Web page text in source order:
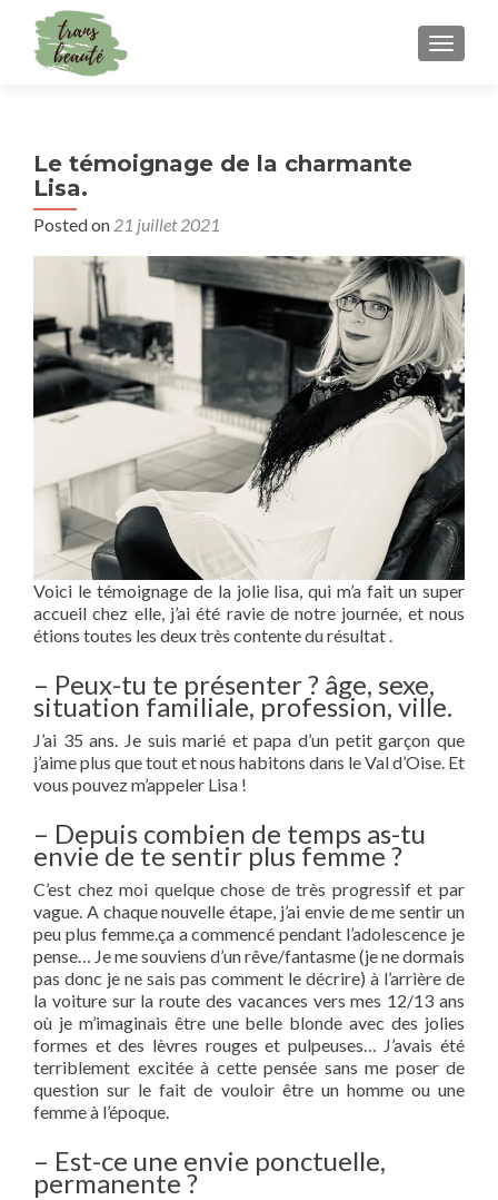
Le témoignage de la charmante
Lisa.
Posted on 21 juillet 2021
Voici le témoignage de la jolie lisa, qui m’a fait un super
accueil chez elle, j’ai été ravie de notre journée, et nous
étions toutes les deux très contente du résultat .
– Peux-tu te présenter ? âge, sexe,
situation familiale, profession, ville.
J’ai 35 ans. Je suis marié et papa d’un petit garçon que
j’aime plus que tout et nous habitons dans le Val d’Oise. Et
vous pouvez m’appeler Lisa !
– Depuis combien de temps as-tu
envie de te sentir plus femme ?
C’est chez moi quelque chose de très progressif et par
vague. A chaque nouvelle étape, j’ai envie de me sentir un
peu plus femme.ça a commencé pendant l’adolescence je
pense… Je me souviens d’un rêve/fantasme (je ne dormais
pas donc je ne sais pas comment le décrire) à l’arrière de
la voiture sur la route des vacances vers mes 12/13 ans
où je m’imaginais être une belle blonde avec des jolies
formes et des lèvres rouges et pulpeuses… J’avais été
terriblement excitée à cette pensée sans me poser de
question sur le fait de vouloir être un homme ou une
femme à l’époque.
– Est-ce une envie ponctuelle,
permanente ?